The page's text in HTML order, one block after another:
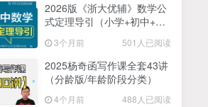
2026版《浙大优辅》数学公
式定理导引（小学+初中+高
3个月前 501人已阅读
2025杨奇函写作课全套43讲
（分龄版/年龄阶段分类）
4个月前 488人已阅读